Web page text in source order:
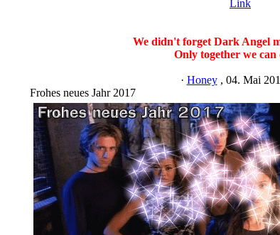
Link
We didn't forget Dark Angel
Only together we can
· Honey, 04. Mai
Frohes neues Jahr 2017